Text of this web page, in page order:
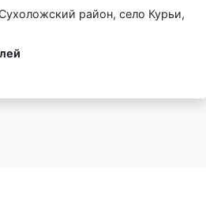
район, село Курьи,